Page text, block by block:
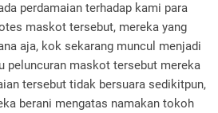
perdamaian terhadap kami para
maskot tersebut, mereka yang
aja, kok sekarang muncul menjadi
peluncuran maskot tersebut mereka
tersebut tidak bersuara sedikitpun,
berani mengatas namakan tokoh